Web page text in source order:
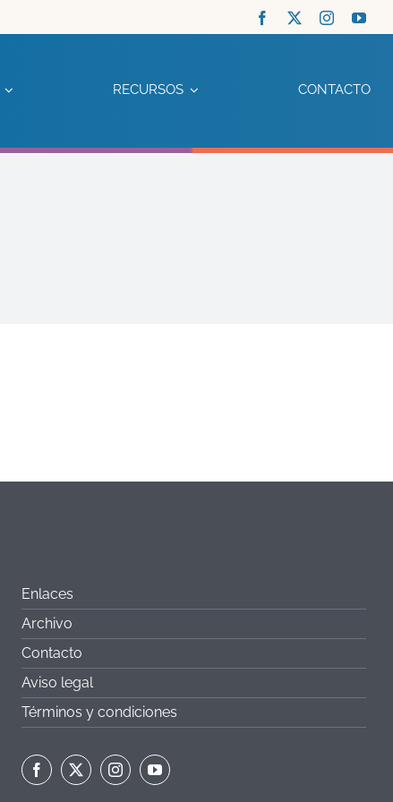
RECURSOS CONTACTO
Enlaces
Archivo
Contacto
Aviso legal
Términos y condiciones